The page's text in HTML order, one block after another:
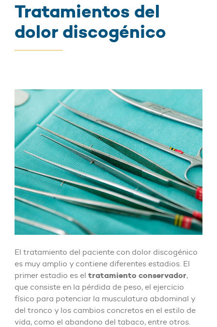
Tratamientos del
dolor discogénico
El tratamiento del paciente con dolor discogénico
es muy amplio y contiene diferentes estadios. El
primer estadio es el tratamiento conservador,
que consiste en la pérdida de peso, el ejercicio
físico para potenciar la musculatura abdominal y
del tronco y los cambios concretos en el estilo de
vida, como el abandono del tabaco, entre otros.